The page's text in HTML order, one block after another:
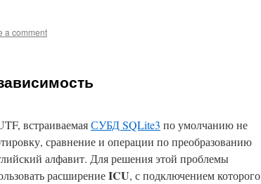
a comment
встраиваемаяСУБД SQLite3 по умолчанию не
сравнение и операции по преобразованию
алфавит. Для решения этой проблемы
расширениеICU, с подключением которого